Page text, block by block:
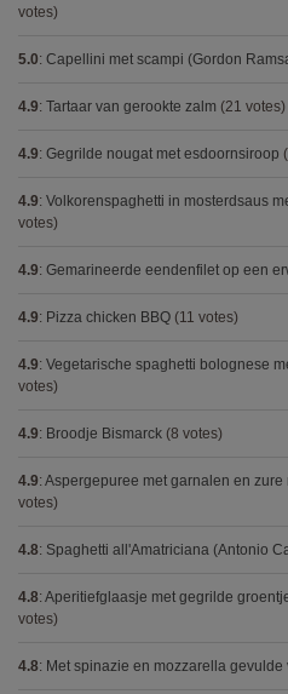
votes)
5.0: Capellini met scampi (Gordon
4.9: Tartaar van gerookte zalm (21 votes)
4.9: Gegrilde nougat met esdoornsiroop
4.9: Volkorenspaghetti in mosterdsaus
votes)
4.9: Gemarineerde eendenfilet op een
4.9: Pizza chicken BBQ (11 votes)
4.9: Vegetarische spaghetti bolognese
votes)
4.9: Broodje Bismarck (8 votes)
4.9: Aspergepuree met garnalen en zure
votes)
4.8: Spaghetti all'Amatriciana (Antonio
4.8: Aperitiefglaasje met gegrilde
votes)
4.8: Met spinazie en mozzarella gevulde